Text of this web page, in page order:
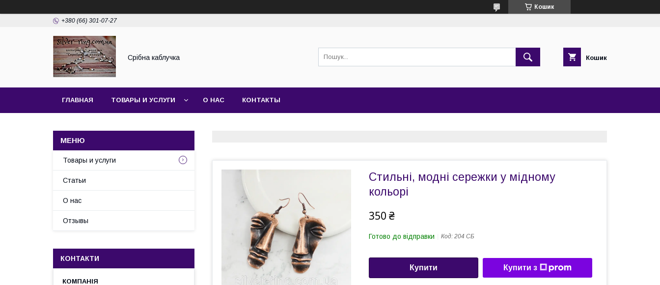
Кошик
+380 (66) 301-07-27
Срібна каблучка Кошик
ГЛАВНАЯ ТОВАРЫ И УСЛУГИ О НАС КОНТАКТЫ
Стильні, модні сережки у мідному
кольорі
350 ₴
Готово до відправки Код: 204 СБ
Купити Купити з
Товары и услуги
Статьи
О нас
Отзывы
КОНТАКТИ